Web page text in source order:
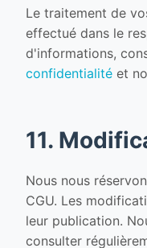
Le traitement de
effectué dans le
d'informations,
confidentialité et
11.
Nous nous
CGU. Les
leur publication.
consulter